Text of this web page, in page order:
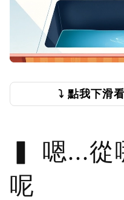
⤵️ 點我下滑
嗯...從
呢